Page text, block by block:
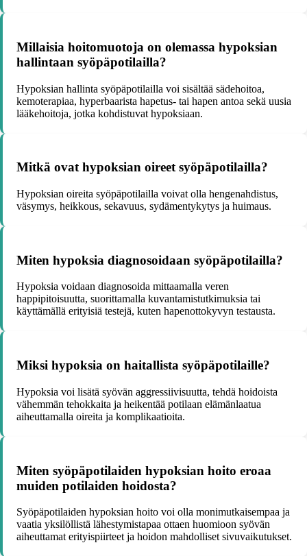
Millaisia hoitomuotoja on olemassa hypoksian
hallintaan syöpäpotilailla?
Hypoksian hallinta syöpäpotilailla voi sisältää sädehoitoa,
kemoterapiaa, hyperbaarista hapetus- tai hapen antoa sekä uusia
lääkehoitoja, jotka kohdistuvat hypoksiaan.
Mitkä ovat hypoksian oireet syöpäpotilailla?
Hypoksian oireita syöpäpotilailla voivat olla hengenahdistus,
väsymys, heikkous, sekavuus, sydämentykytys ja huimaus.
Miten hypoksia diagnosoidaan syöpäpotilailla?
Hypoksia voidaan diagnosoida mittaamalla veren
happipitoisuutta, suorittamalla kuvantamistutkimuksia tai
käyttämällä erityisiä testejä, kuten hapenottokyvyn testausta.
Miksi hypoksia on haitallista syöpäpotilaille?
Hypoksia voi lisätä syövän aggressiivisuutta, tehdä hoidoista
vähemmän tehokkaita ja heikentää potilaan elämänlaatua
aiheuttamalla oireita ja komplikaatioita.
Miten syöpäpotilaiden hypoksian hoito eroaa
muiden potilaiden hoidosta?
Syöpäpotilaiden hypoksian hoito voi olla monimutkaisempaa ja
vaatia yksilöllistä lähestymistapaa ottaen huomioon syövän
aiheuttamat erityispiirteet ja hoidon mahdolliset sivuvaikutukset.